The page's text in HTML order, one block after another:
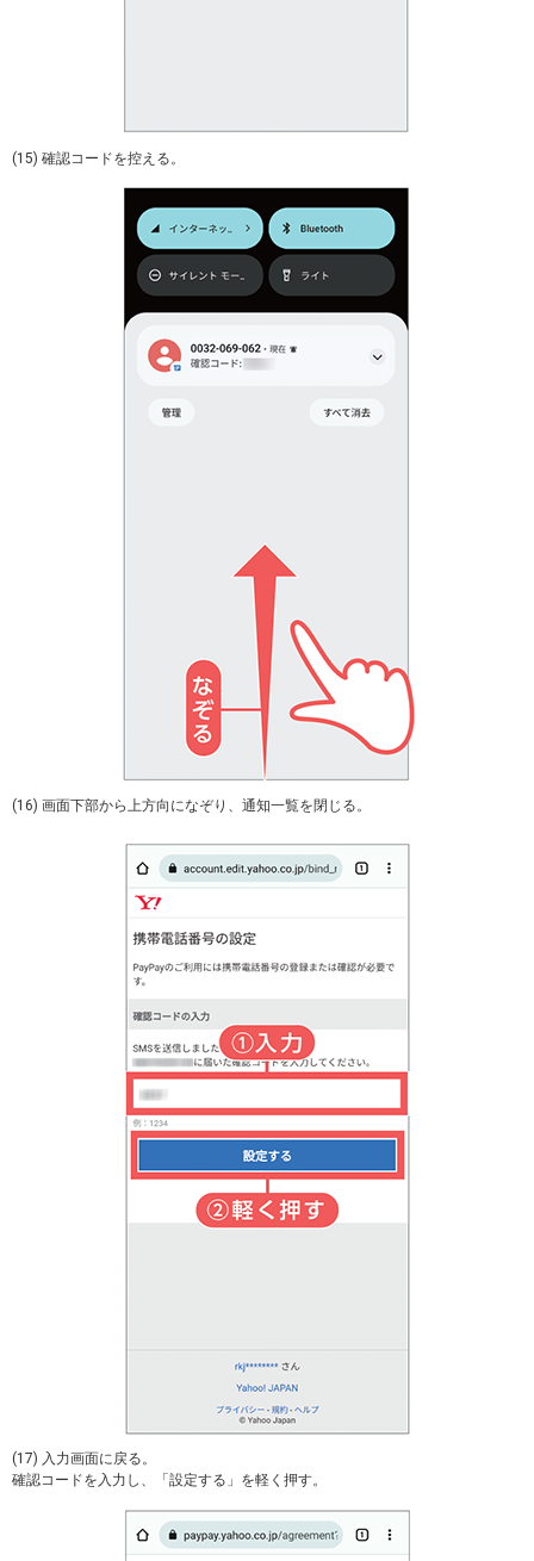
(15) 確認コードを控える。
(16) 画面下部から上方向になぞり、通知一覧を閉じる。
(17) 入力画面に戻る。
確認コードを入力し、「設定する」を軽く押す。